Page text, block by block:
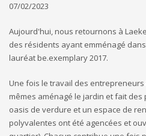
07/02/2023
Aujourd'hui, nous retournons à
des résidents ayant emménagé
lauréat be.exemplary 2017.
Une fois le travail des
mêmes aménagé le jardin et fait
oasis de verdure et un espace de
polyvalentes ont été agencées et